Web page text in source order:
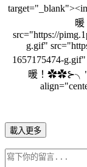
src="https://
g.gif"
1657175474-
暖！✿✿⊱╮" /
載入更多